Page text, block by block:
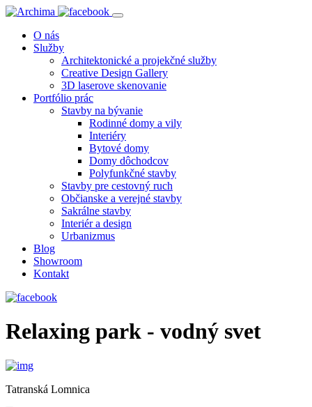
O nás
Služby
Architektonické a projekčné služby
Creative Design Gallery
3D laserove skenovanie
Portfólio prác
Stavby na bývanie
Rodinné domy a vily
Interiéry
Bytové domy
Domy dôchodcov
Polyfunkčné stavby
Stavby pre cestovný ruch
Občianske a verejné stavby
Sakrálne stavby
Interiér a design
Urbanizmus
Blog
Showroom
Kontakt
Relaxing park - vodný svet
Tatranská Lomnica